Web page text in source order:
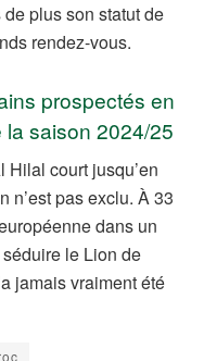
plus son statut de
rendez-vous.
prospectés en
saison 2024/25
court jusqu’en
n’est pas exclu. À 33
dans un
le Lion de
jamais vraiment été